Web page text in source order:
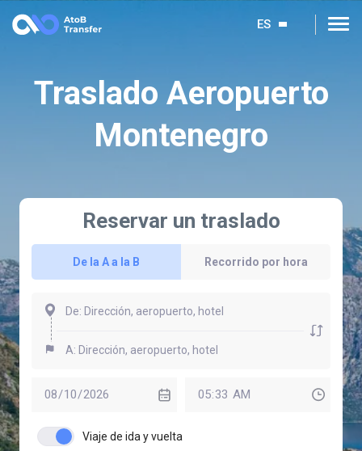
ES
Traslado Aeropuerto
Montenegro
Reservar un traslado
De la A a la B Recorrido por hora
Viaje de ida y vuelta